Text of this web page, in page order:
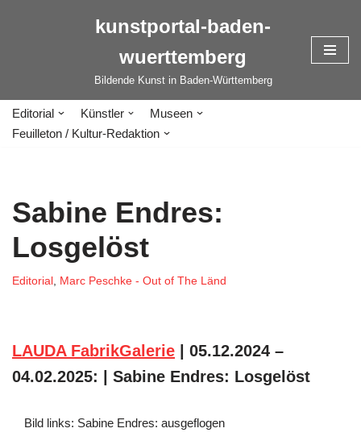
kunstportal-baden-
wuerttemberg
Bildende Kunst in Baden-Württemberg
Editorial Künstler
Museen
Feuilleton / Kultur-Redaktion
Sabine Endres:
Losgelöst
Editorial , Marc Peschke - Out of The Länd
LAUDA FabrikGalerie | 05.12.2024 –
04.02.2025: | Sabine Endres: Losgelöst
Bild links: Sabine Endres: ausgeflogen